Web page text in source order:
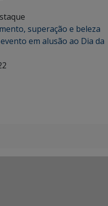
superação e beleza
em alusão ao Dia da